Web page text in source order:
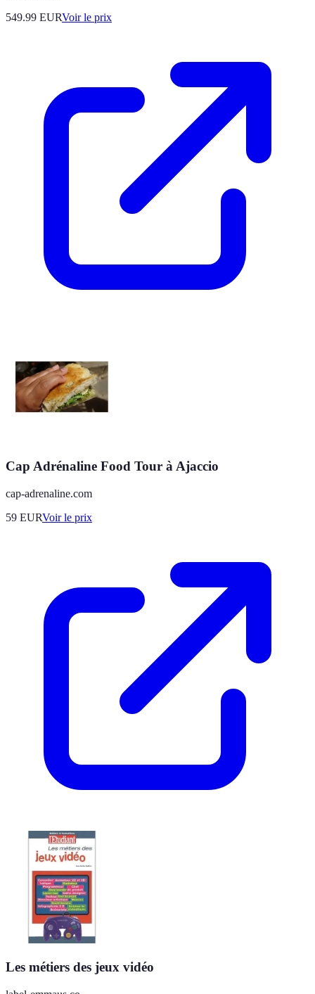
549.99 EURVoir le prix
Cap Adrénaline Food Tour à Ajaccio
cap-adrenaline.com
59 EURVoir le prix
Les métiers des jeux vidéo